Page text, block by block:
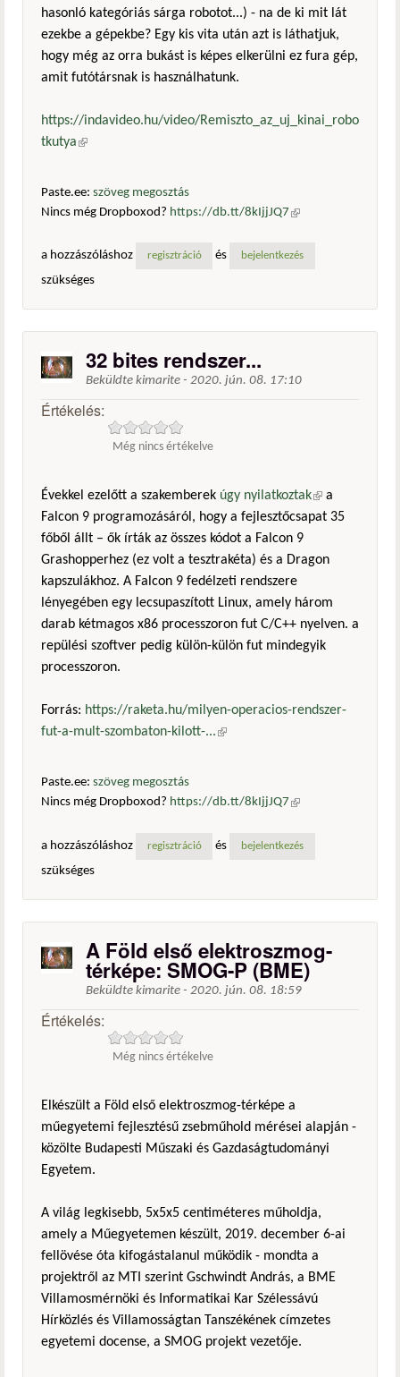
hasonló kategóriás sárga robotot...) - na de ki mit lát
ezekbe a gépekbe? Egy kis vita után azt is láthatjuk,
hogy még az orra bukást is képes elkerülni ez fura gép,
amit futótársnak is használhatunk.
https://indavideo.hu/video/Remiszto_az_uj_kinai_robo
tkutya(külső hivatkozás)
Paste.ee: szöveg megosztás
Nincs még Dropboxod? https://db.tt/8kIjjJQ7 (külső
a hozzászóláshoz
regisztráció és bejelentkezés
szükséges
32 bites rendszer...
Beküldte kimarite - 2020. jún. 08. 17:10
Értékelés:
Még nincs értékelve
Évekkel ezelőtt a szakemberek úgy nyilatkoztak(külső
hivatkozás)
a
Falcon 9 programozásáról, hogy a fejlesztőcsapat 35
főből állt – ők írták az összes kódot a Falcon 9
Grashopperhez (ez volt a tesztrakéta) és a Dragon
kapszulákhoz. A Falcon 9 fedélzeti rendszere
lényegében egy lecsupaszított Linux, amely három
darab kétmagos x86 processzoron fut C/C++ nyelven. a
repülési szoftver pedig külön-külön fut mindegyik
processzoron.
Forrás: https://raketa.hu/milyen-operacios-rendszer-
fut-a-mult-szombaton-kilott-...(külső hivatkozás)
Paste.ee: szöveg megosztás
Nincs még Dropboxod? https://db.tt/8kIjjJQ7 (külső
a hozzászóláshoz
regisztráció és bejelentkezés
szükséges
A Föld első elektroszmog-
térképe: SMOG-P (BME)
Beküldte kimarite - 2020. jún. 08. 18:59
Értékelés:
Még nincs értékelve
Elkészült a Föld első elektroszmog-térképe a
műegyetemi fejlesztésű zsebműhold mérései alapján -
közölte Budapesti Műszaki és Gazdaságtudományi
Egyetem.
A világ legkisebb, 5x5x5 centiméteres műholdja,
amely a Műegyetemen készült, 2019. december 6-ai
fellövése óta kifogástalanul működik - mondta a
projektről az MTI szerint Gschwindt András, a BME
Villamosmérnöki és Informatikai Kar Szélessávú
Hírközlés és Villamosságtan Tanszékének címzetes
egyetemi docense, a SMOG projekt vezetője.